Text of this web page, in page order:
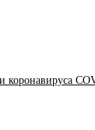
коронавируса